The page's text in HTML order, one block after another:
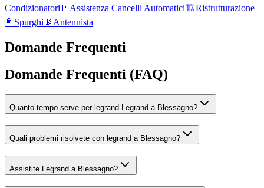
Condizionatori 🚪 Assistenza Cancelli Automatici🏗️Ristrutturazione
🚿 Spurghi 📡 Antennista
Domande Frequenti
Domande Frequenti (FAQ)
Quanto tempo serve per legrand Legrand a Blessagno?
Quali problemi risolvete con legrand a Blessagno?
Assistite Legrand a Blessagno?